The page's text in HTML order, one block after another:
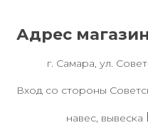
Адрес
г. Самара, ул.
Вход со стороны
навес, вывеска